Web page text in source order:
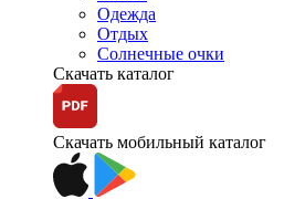
Одежда
Отдых
Солнечные очки
Скачать каталог
Скачать мобильный каталог